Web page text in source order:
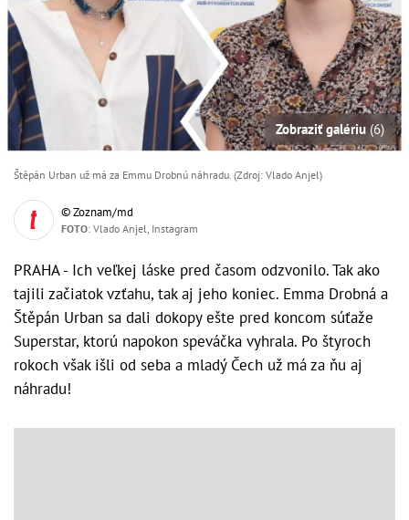
Zobraziť galériu (6)
Štěpán Urban už má za Emmu Drobnú náhradu. (Zdroj: Vlado Anjel)
© Zoznam/md
FOTO: Vlado Anjel, Instagram
PRAHA - Ich veľkej láske pred časom odzvonilo. Tak ako
tajili začiatok vzťahu, tak aj jeho koniec. Emma Drobná a
Štěpán Urban sa dali dokopy ešte pred koncom súťaže
Superstar, ktorú napokon speváčka vyhrala. Po štyroch
rokoch však išli od seba a mladý Čech už má za ňu aj
náhradu!